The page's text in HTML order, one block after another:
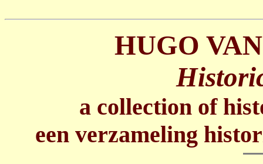
HUGO
a collection of
een verzameling